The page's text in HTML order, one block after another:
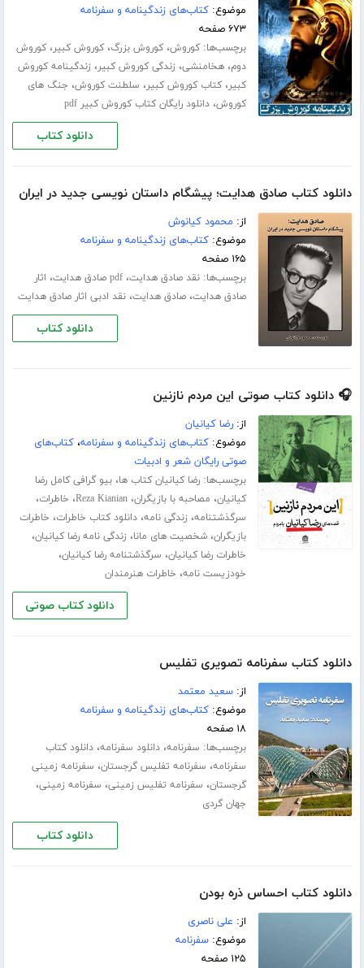
موضوع:کتاب‌های زندگینامه و سفرنامه
۶۷۳ صفحه
برچسب‌ها:کوروش،کوروش بزرگ،کوروش کبیر،کوروش
دوم،هخامنشی، زندگی کوروش کبیر، زندگینامه کوروش
کبیر،کتاب کوروش کبیر، سلطنت کوروش، جنگ های
کوروش،دانلود رایگان کتاب کوروش کبیر pdf
دانلود کتاب
دانلود کتاب صادق هدایت؛ پیشگام داستان نویسی جدید در ایران
از: محمود کیانوش
موضوع:کتاب‌های زندگینامه و سفرنامه
۱۶۵ صفحه
برچسب‌ها:نقد صادق هدایت،pdf صادق هدایت ، اثار
صادق هدایت،صادق هدایت،نقد ادبی اثار صادق هدایت
دانلود کتاب
🎧 دانلود کتاب صوتی این مردم نازنین
از:رضا کیانیان
موضوع:کتاب‌های زندگینامه و سفرنامه،کتاب‌های
صوتی رایگان شعر و ادبیات
برچسب‌ها:رضا کیانیان کتاب ها،بیو گرافی کامل رضا
کیانیان، مصاحبه با بازیگران،Reza Kianian، خاطرات،
سرگذشتنامه، زندگی نامه،دانلود کتاب خاطرات، خاطرات
بازیگران،شخصیت های مانا، زندگی نامه رضا کیانیان،
خاطرات رضا کیانیان، سرگذشتنامه رضا کیانیان،
خودزیست نامه، خاطرات هنرمندان
دانلود کتاب صوتی
دانلود کتاب سفرنامه تصویری تفلیس
از:سعید معتمد
موضوع:کتاب‌های زندگینامه و سفرنامه
۱۸ صفحه
برچسب‌ها: سفرنامه،دانلود سفرنامه،دانلود کتاب
سفرنامه، سفرنامه تفلیس گرجستان، سفرنامه زمینی
گرجستان، سفرنامه تفلیس زمینی، سفرنامه زمینی،
جهان گردی
دانلود کتاب
دانلود کتاب احساس ذره بودن
از: علی ناصری
موضوع:سفرنامه
۱۲۵ صفحه